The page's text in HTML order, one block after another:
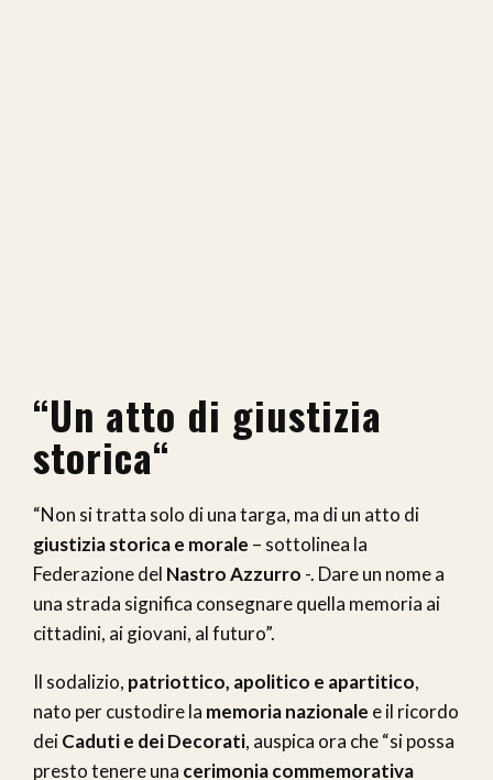
“Un atto di giustizia
storica“
“Non si tratta solo di una targa, ma di un atto di
giustizia storica e morale – sottolinea la
Federazione del Nastro Azzurro -. Dare un nome a
una strada significa consegnare quella memoria ai
cittadini, ai giovani, al futuro”.
Il sodalizio, patriottico, apolitico e apartitico,
nato per custodire la memoria nazionale e il ricordo
deiCaduti e dei Decorati, auspica ora che “si possa
presto tenere una cerimonia commemorativa